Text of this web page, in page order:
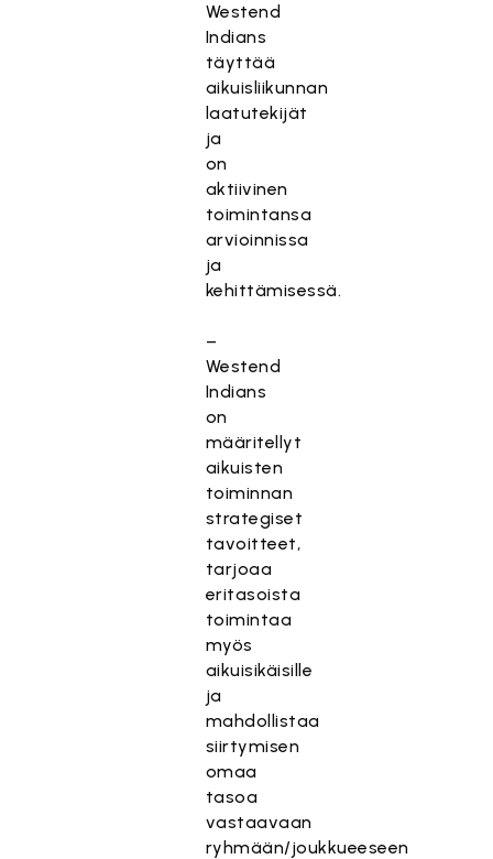
Westend
Indians
täyttää
aikuisliikunnan
laatutekijät
ja
on
aktiivinen
toimintansa
arvioinnissa
ja
kehittämisessä.
–
Westend
Indians
on
määritellyt
aikuisten
toiminnan
strategiset
tavoitteet,
tarjoaa
eritasoista
toimintaa
myös
aikuisikäisille
ja
mahdollistaa
siirtymisen
omaa
tasoa
vastaavaan
ryhmään/joukkueeseen